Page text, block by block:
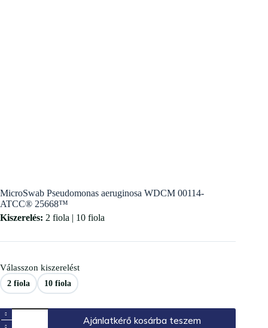
MicroSwab Pseudomonas aeruginosa WDCM 00114-
ATCC® 25668™
Kiszerelés: 2 fiola | 10 fiola
Válasszon kiszerelést
2 fiola 10 fiola
Ajánlatkérő kosárba teszem